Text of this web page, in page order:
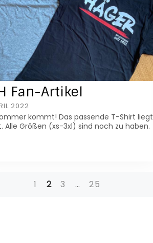
Fan-Artikel
2022
kommt! Das passende T-Shirt liegt
Alle Größen (xs-3xl) sind noch zu haben.
1 2 3 … 25